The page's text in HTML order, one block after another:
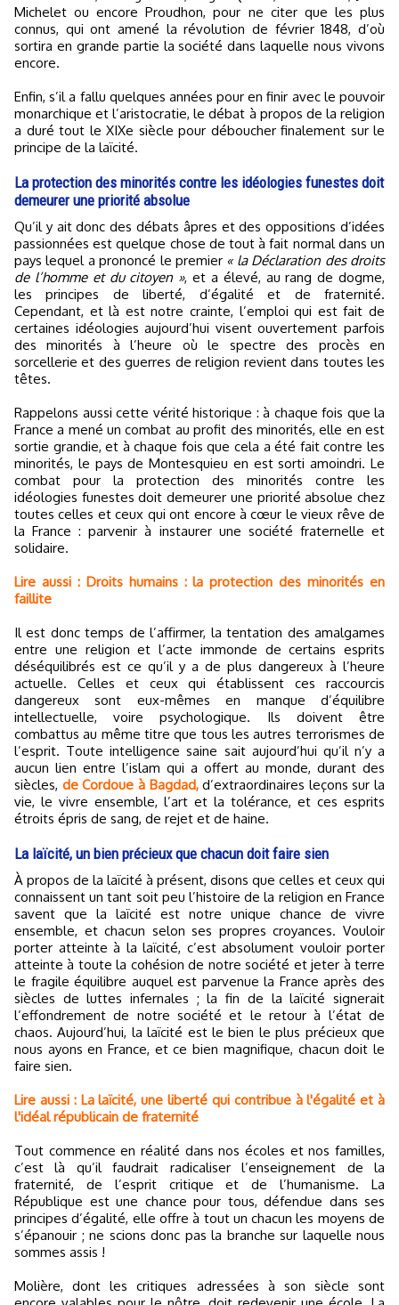
Michelet ou encore Proudhon, pour ne citer que les plus
connus, qui ont amené la révolution de février 1848, d’où
sortira en grande partie la société dans laquelle nous vivons
encore.
Enfin, s’il a fallu quelques années pour en finir avec le pouvoir
monarchique et l’aristocratie, le débat à propos de la religion
a duré tout le XIXe siècle pour déboucher finalement sur le
principe de la laïcité.
La protection des minorités contre les idéologies funestes doit
demeurer une priorité absolue
Qu’il y ait donc des débats âpres et des oppositions d’idées
passionnées est quelque chose de tout à fait normal dans un
pays lequel a prononcé le premier « la Déclaration des droits
de l’homme et du citoyen », et a élevé, au rang de dogme,
les principes de liberté, d’égalité et de fraternité.
Cependant, et là est notre crainte, l’emploi qui est fait de
certaines idéologies aujourd’hui visent ouvertement parfois
des minorités à l’heure où le spectre des procès en
sorcellerie et des guerres de religion revient dans toutes les
têtes.
Rappelons aussi cette vérité historique : à chaque fois que la
France a mené un combat au profit des minorités, elle en est
sortie grandie, et à chaque fois que cela a été fait contre les
minorités, le pays de Montesquieu en est sorti amoindri. Le
combat pour la protection des minorités contre les
idéologies funestes doit demeurer une priorité absolue chez
toutes celles et ceux qui ont encore à cœur le vieux rêve de
la France : parvenir à instaurer une société fraternelle et
solidaire.
Lire aussi : Droits humains : la protection des minorités en
faillite
Il est donc temps de l’affirmer, la tentation des amalgames
entre une religion et l’acte immonde de certains esprits
déséquilibrés est ce qu’il y a de plus dangereux à l’heure
actuelle. Celles et ceux qui établissent ces raccourcis
dangereux sont eux-mêmes en manque d’équilibre
intellectuelle, voire psychologique. Ils doivent être
combattus au même titre que tous les autres terrorismes de
l’esprit. Toute intelligence saine sait aujourd’hui qu’il n’y a
aucun lien entre l’islam qui a offert au monde, durant des
siècles, de Cordoue à Bagdad,d’extraordinaires leçons sur la
vie, le vivre ensemble, l’art et la tolérance, et ces esprits
étroits épris de sang, de rejet et de haine.
La laïcité, un bien précieux que chacun doit faire sien
À propos de la laïcité à présent, disons que celles et ceux qui
connaissent un tant soit peu l’histoire de la religion en France
savent que la laïcité est notre unique chance de vivre
ensemble, et chacun selon ses propres croyances. Vouloir
porter atteinte à la laïcité, c’est absolument vouloir porter
atteinte à toute la cohésion de notre société et jeter à terre
le fragile équilibre auquel est parvenue la France après des
siècles de luttes infernales ; la fin de la laïcité signerait
l’effondrement de notre société et le retour à l’état de
chaos. Aujourd’hui, la laïcité est le bien le plus précieux que
nous ayons en France, et ce bien magnifique, chacun doit le
faire sien.
Lire aussi : La laïcité, une liberté qui contribue à l'égalité et à
l'idéal républicain de fraternité
Tout commence en réalité dans nos écoles et nos familles,
c’est là qu’il faudrait radicaliser l’enseignement de la
fraternité, de l’esprit critique et de l’humanisme. La
République est une chance pour tous, défendue dans ses
principes d’égalité, elle offre à tout un chacun les moyens de
s’épanouir ; ne scions donc pas la branche sur laquelle nous
sommes assis !
Molière, dont les critiques adressées à son siècle sont